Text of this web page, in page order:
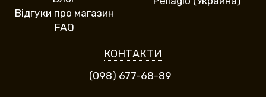
Відгуки про магазин
FAQ
КОНТАКТИ
(098) 677-68-89